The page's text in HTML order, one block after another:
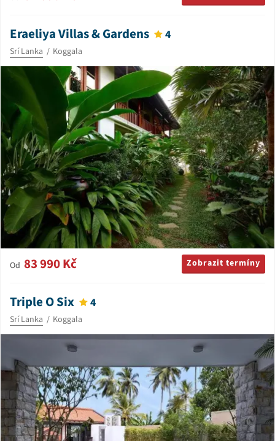
Eraeliya Villas & Gardens 4
Srí Lanka Koggala
Od 83 990 Kč Zobrazit termíny
Triple O Six 4
Srí Lanka Koggala